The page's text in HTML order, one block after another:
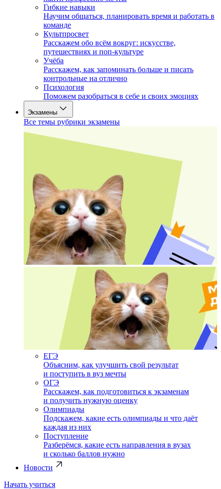
Гибкие навыки
Научим общаться, планировать время и работать в
команде
Культпросвет
Расскажем обо всём вокруг: искусстве,
путешествиях и поп-культуре
Учёба
Расскажем, как запоминать больше и писать
контрольные на отлично
Психология
Поможем разобраться в себе и своих эмоциях
Экзамены
Все темы рубрики экзамены
ЕГЭ
Объясним, как улучшить свой результат
и поступить в вуз мечты
ОГЭ
Расскажем, как подготовиться к экзаменам
и получить нужную оценку
Олимпиады
Подскажем, какие есть олимпиады и что даёт
каждая из них
Поступление
Разберёмся, какие есть направления в вузах
и сколько баллов нужно
Новости
Начать учиться